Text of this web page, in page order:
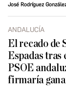
José Rodríguez
ANDALUCÍA
El recado de
Espadas tras
PSOE
firmaría